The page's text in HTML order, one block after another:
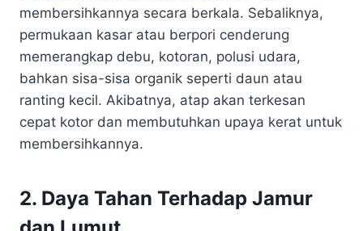
membersihkannya secara berkala. Sebaliknya,
permukaan kasar atau berpori cenderung
memerangkap debu, kotoran, polusi udara,
bahkan sisa-sisa organik seperti daun atau
ranting kecil. Akibatnya, atap akan terkesan
cepat kotor dan membutuhkan upaya kerat untuk
membersihkannya.
2. Daya Tahan Terhadap Jamur